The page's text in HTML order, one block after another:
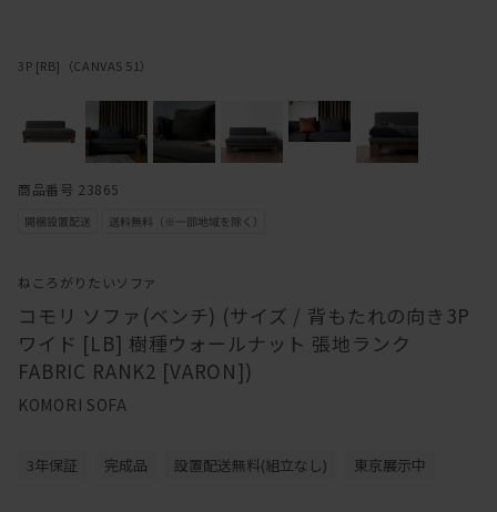
ねころがりたいソファ
コモリ ソファ(ベンチ) (サイズ / 背もたれの向き3P
ワイド [LB] 樹種ウォールナット 張地ランク
FABRIC RANK2 [VARON])
KOMORI SOFA
3P [RB]（CANVAS 51）
3年保証 完成品 設置配送無料(組立なし) 東京展示中
商品番号 23865